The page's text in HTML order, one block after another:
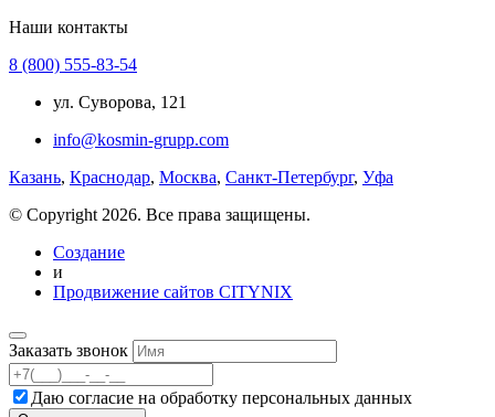
Наши контакты
8 (800) 555-83-54
ул. Суворова, 121
info@kosmin-grupp.com
Казань, Краснодар, Москва, Санкт-Петербург, Уфа
© Copyright 2026. Все права защищены.
Создание
и
Продвижение сайтов CITYNIX
Заказать звонок
Даю согласие на обработку персональных данных